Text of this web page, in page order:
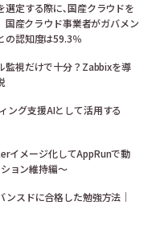
定する際に､国産クラウドを
国産クラウド事業者がガバメン
の認知度は59.3％
監視だけで十分？Zabbixを導
ング支援AIとして活用する
イメージ化してAppRunで動
ョン維持編～
スドに合格した勉強方法｜